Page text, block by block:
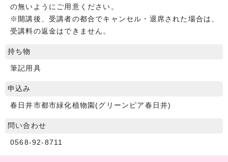
の無いようにご用意ください。
※開講後、受講者の都合でキャンセル・退席された場合は、
受講料の返金はできません。
持ち物
筆記用具
申込み
春日井市都市緑化植物園(グリーンピア春日井)
問い合わせ
0568-92-8711